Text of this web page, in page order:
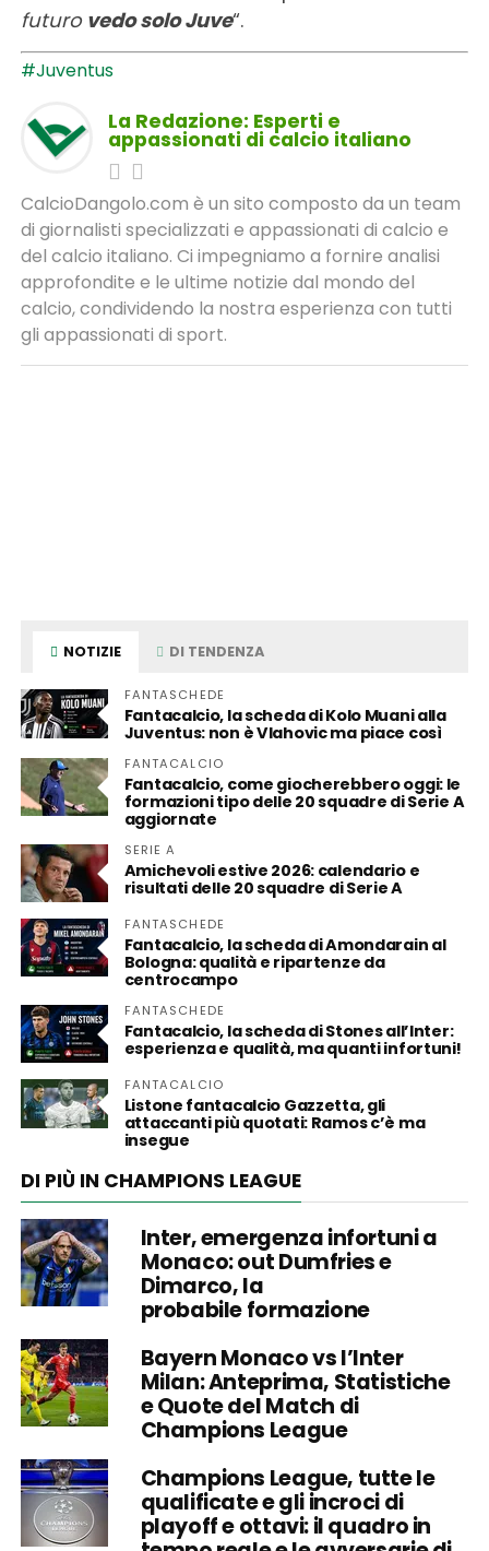
futurovedo solo Juve“.
#Juventus
La Redazione: Esperti e
appassionati di calcio italiano
CalcioDangolo.com è un sito composto da un team
di giornalisti specializzati e appassionati di calcio e
del calcio italiano. Ci impegniamo a fornire analisi
approfondite e le ultime notizie dal mondo del
calcio, condividendo la nostra esperienza con tutti
gli appassionati di sport.
NOTIZIE DI TENDENZA
FANTASCHEDE
Fantacalcio, la scheda di Kolo Muani alla
Juventus: non è Vlahovic ma piace così
FANTACALCIO
Fantacalcio, come giocherebbero oggi: le
formazioni tipo delle 20 squadre di Serie A
aggiornate
SERIE A
Amichevoli estive 2026: calendario e
risultati delle 20 squadre di Serie A
FANTASCHEDE
Fantacalcio, la scheda di Amondarain al
Bologna: qualità e ripartenze da
centrocampo
FANTASCHEDE
Fantacalcio, la scheda di Stones all’Inter:
esperienza e qualità, ma quanti infortuni!
FANTACALCIO
Listone fantacalcio Gazzetta, gli
attaccanti più quotati: Ramos c’è ma
insegue
DI PIÙ IN CHAMPIONS LEAGUE
Inter, emergenza infortuni a
Monaco: out Dumfries e
Dimarco, la
probabile formazione
Bayern Monaco vs l’Inter
Milan: Anteprima, Statistiche
e Quote del Match di
Champions League
Champions League, tutte le
qualificate e gli incroci di
playoff e ottavi: il quadro in